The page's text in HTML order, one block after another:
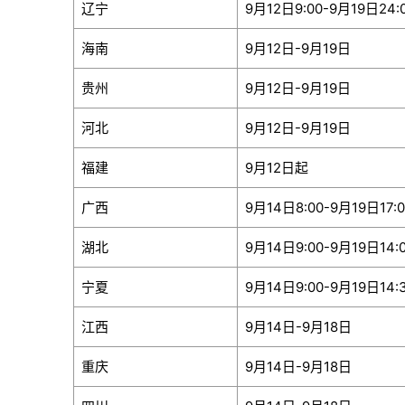
辽宁 9月12日9:00-9月19日
海南 9月12日-9月19日
贵州 9月12日-9月19日
河北 9月12日-9月19日
福建 9月12日起
广西 9月14日8:00-9月19日
湖北 9月14日9:00-9月19日
宁夏 9月14日9:00-9月19日
江西 9月14日-9月18日
重庆 9月14日-9月18日